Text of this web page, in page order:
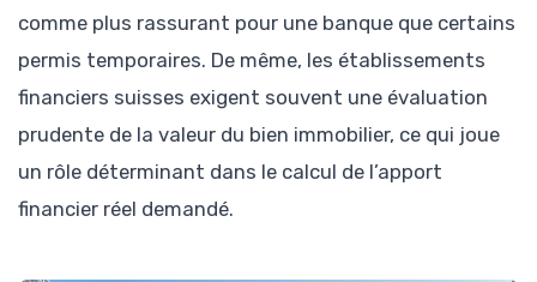
comme plus rassurant pour une banque que certains
permis temporaires. De même, les établissements
financiers suisses exigent souvent une évaluation
prudente de la valeur du bien immobilier, ce qui joue
un rôle déterminant dans le calcul de l’apport
financier réel demandé.